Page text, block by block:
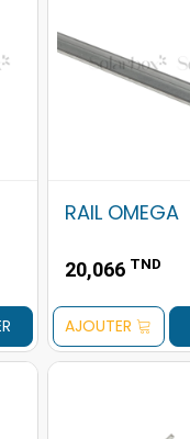
RAIL OMEGA
20,066 TND
AJOUTER